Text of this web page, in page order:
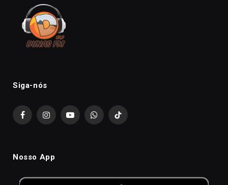
Siga-nós
FacebookInstagramYouTubeWhatsAppTikTok
Nosso App